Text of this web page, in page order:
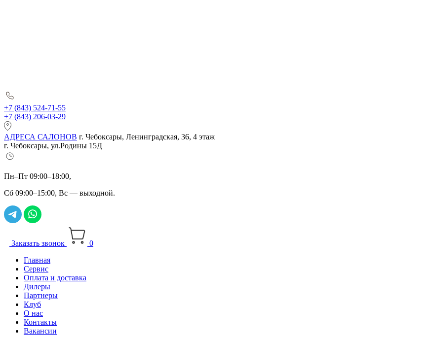
+7 (843) 524-71-55
+7 (843) 206-03-29
АДРЕСА САЛОНОВ г. Чебоксары, Ленинградская, 36, 4 этаж
г. Чебоксары, ул.Родины 15Д
Пн–Пт 09:00–18:00,
Сб 09:00–15:00, Вс — выходной.
Заказать звонок
0
Главная
Сервис
Оплата и доставка
Дилеры
Партнеры
Клуб
О нас
Контакты
Вакансии